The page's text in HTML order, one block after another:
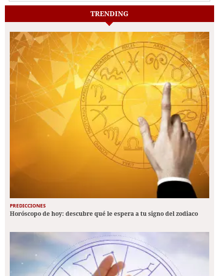
TRENDING
PREDICCIONES
Horóscopo de hoy: descubre qué le espera a tu signo del zodiaco